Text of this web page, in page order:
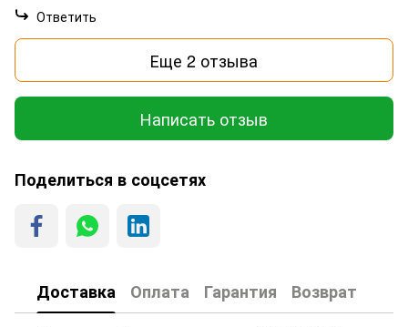
Ответить
Еще 2 отзыва
Написать отзыв
Поделиться в соцсетях
Доставка Оплата Гарантия Возврат